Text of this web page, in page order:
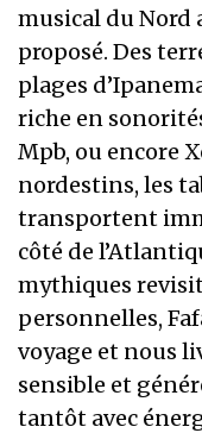
musical du Nord
proposé. Des
plages
riche en
Mpb, ou encore
nordestins, les
transportent
côté de
mythiques
personnelles,
voyage et nous
sensible et
tantôt avec